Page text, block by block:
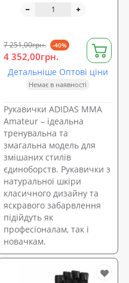
7 251,00грн. -40%
4 352,00грн.
Детальніше Оптові ціни
Немає в наявності
Рукавички ADIDAS MMA
Amateur – ідеальна
тренувальна та
змагальна модель для
змішаних стилів
єдиноборств. Рукавички з
натуральної шкіри
класичного дизайну та
яскравого забарвлення
підійдуть як
професіоналам, так і
новачкам.